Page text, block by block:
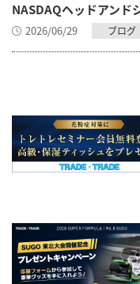
NASDAQヘッドアンド
2026/06/29 ブログ